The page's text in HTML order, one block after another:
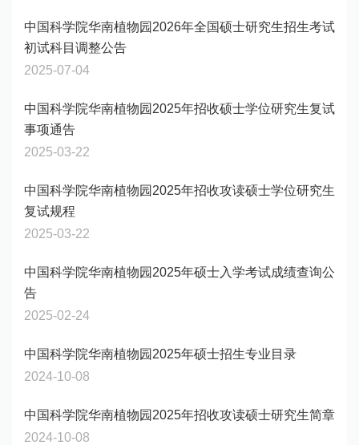
中国科学院华南植物园2026年全国硕士研究生招生考试
初试科目调整公告
2025-07-04
中国科学院华南植物园2025年招收硕士学位研究生复试
事项通告
2025-03-22
中国科学院华南植物园2025年招收攻读硕士学位研究生
复试规程
2025-03-22
中国科学院华南植物园2025年硕士入学考试成绩查询公
告
2025-02-24
中国科学院华南植物园2025年硕士招生专业目录
2024-10-08
中国科学院华南植物园2025年招收攻读硕士研究生简章
2024-10-08